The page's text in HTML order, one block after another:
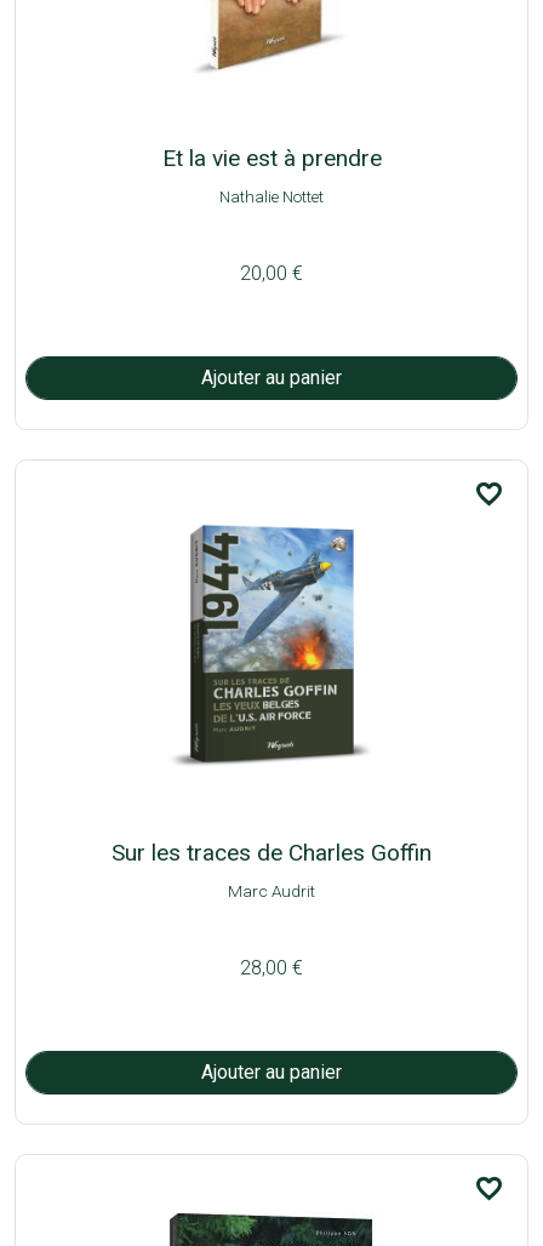
Et la vie est à prendre
Nathalie Nottet
20,00 €
favorite_border
Sur les traces de Charles Goffin
Marc Audrit
28,00 €
favorite_border